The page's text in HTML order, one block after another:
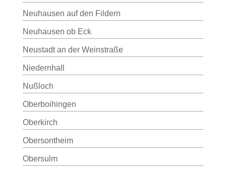
Neuhausen auf den Fildern
Neuhausen ob Eck
Neustadt an der Weinstraße
Niedernhall
Nußloch
Oberboihingen
Oberkirch
Obersontheim
Obersulm